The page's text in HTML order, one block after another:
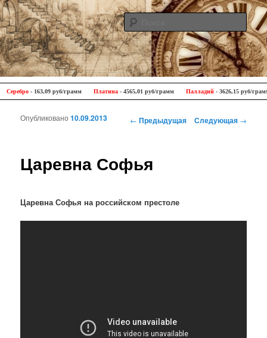
Antique Trip
Главное меню
Перейти к основному содержимому
Перейти к дополнительному содержимому
- 163,09 руб/грамм Платина- 4565,01 руб/грамм Палладий- 3626,15 руб/грамм
Навигация по записям
← Предыдущая Следующая →
Царевна Софья
Опубликовано10.09.2013
Царевна Софья на российском престоле